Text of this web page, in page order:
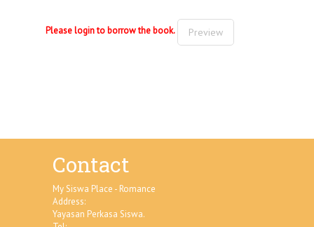
Please login to borrow the book. Preview
Contact
My Siswa Place - Romance
Address:
Yayasan Perkasa Siswa.